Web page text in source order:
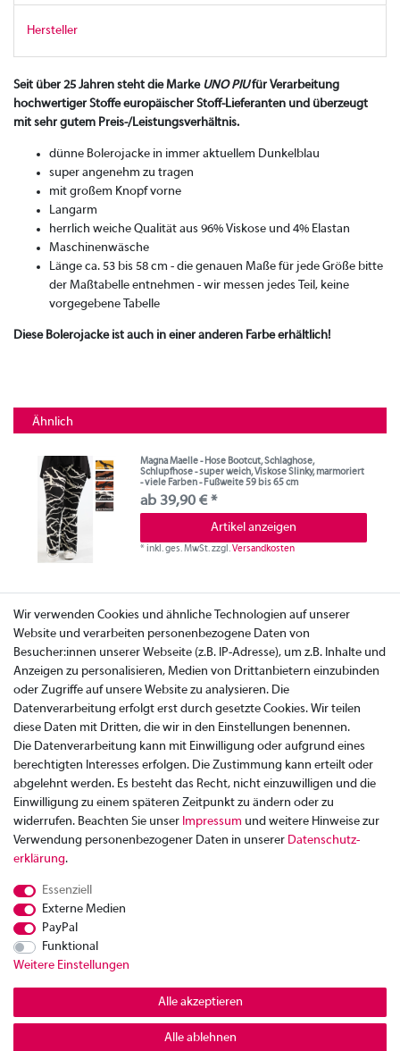
Hersteller
Seit über 25 Jahren steht die Marke UNO PIUfür Verarbeitung
hochwertiger Stoffe europäischer Stoff-Lieferanten und überzeugt
mit sehr gutem Preis-/Leistungsverhältnis.
dünne Bolerojacke in immer aktuellem Dunkelblau
super angenehm zu tragen
mit großem Knopf vorne
Langarm
herrlich weiche Qualität aus 96% Viskose und 4% Elastan
Maschinenwäsche
Länge ca. 53 bis 58 cm - die genauen Maße für jede Größe bitte
der Maßtabelle entnehmen - wir messen jedes Teil, keine
vorgegebene Tabelle
Diese Bolerojacke ist auch in einer anderen Farbe erhältlich!
Ähnlich
Magna Maelle - Hose Bootcut, Schlaghose,
Schlupfhose - super weich, Viskose Slinky, marmoriert
- viele Farben - Fußweite 59 bis 65 cm
ab 39,90 € *
Artikel anzeigen
*inkl. ges. MwSt.zzgl.Versandkosten
Zahlung
Rücksendung
Datenschutzerklärung
AGB
Widerrufsrecht
Wir verwenden Cookies und ähnliche Technologien auf unserer
Website und verarbeiten personenbezogene Daten von
Besucher:innen unserer Webseite (z.B. IP-Adresse), um z.B. Inhalte und
Anzeigen zu personalisieren, Medien von Drittanbietern einzubinden
oder Zugriffe auf unsere Website zu analysieren. Die
Datenverarbeitung erfolgt erst durch gesetzte Cookies. Wir teilen
diese Daten mit Dritten, die wir in den Einstellungen benennen.
Die Datenverarbeitung kann mit Einwilligung oder aufgrund eines
berechtigten Interesses erfolgen. Die Zustimmung kann erteilt oder
abgelehnt werden. Es besteht das Recht, nicht einzuwilligen und die
Einwilligung zu einem späteren Zeitpunkt zu ändern oder zu
widerrufen. Beachten Sie unser Impressum und weitere Hinweise zur
Verwendung personenbezogener Daten in unserer Daten­schutz­
erklärung.
Essenziell
Externe Medien
PayPal
Funktional
Weitere Einstellungen
Alle akzeptieren
Alle ablehnen